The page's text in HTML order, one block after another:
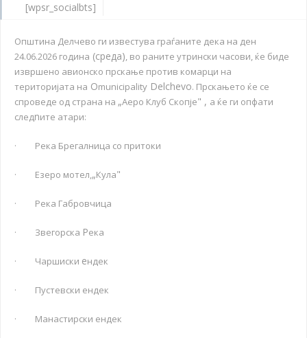
[wpsr_socialbts]
Општина Делчево ги известува граѓаните дека на ден
24.06.2026 година (среда), во раните утрински часови, ќе биде
извршено авионско прскање против комарци на
територијата на Оmunicipality Delchevo. Прскањето ќе се
спроведе од страна на „Аеро Клуб Скопје" , а ќе ги опфати
следnите атари:
· Река Брегалница со притоки
· Езеро мотел,„Кула"
· Река Габровчица
· Звегорска Река
· Чаршиски eндек
· Пустевски ендек
· Манастирски ендек